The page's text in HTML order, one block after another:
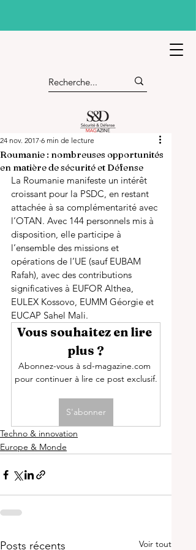
Roumanie : nombreuses opportunités
en matière de sécurité et Défense
24 nov. 2017 6 min de lecture
La Roumanie manifeste un intérêt
croissant pour la PSDC, en restant
attachée à sa complémentarité avec
l’OTAN. Avec 144 personnels mis à
disposition, elle participe à
l’ensemble des missions et
opérations de l’UE (sauf EUBAM
Rafah), avec des contributions
significatives à EUFOR Althea,
EULEX Kossovo, EUMM Géorgie et
EUCAP Sahel Mali.
Vous souhaitez en lire
plus ?
Abonnez-vous à sd-magazine.com
pour continuer à lire ce post exclusif.
S'abonner
Techno & innovation
Europe & Monde
Posts récents Voir tout